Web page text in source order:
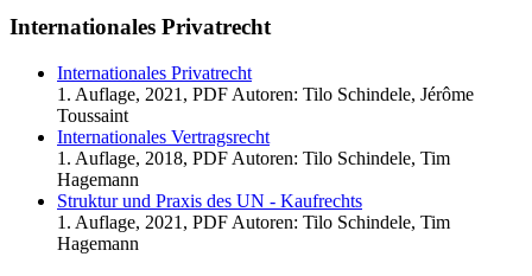
Internationales Privatrecht
Internationales Privatrecht
1. Auflage, 2021, PDF Autoren: Tilo Schindele, Jérôme
Toussaint
Internationales Vertragsrecht
1. Auflage, 2018, PDF Autoren: Tilo Schindele, Tim
Hagemann
Struktur und Praxis des UN - Kaufrechts
1. Auflage, 2021, PDF Autoren: Tilo Schindele, Tim
Hagemann